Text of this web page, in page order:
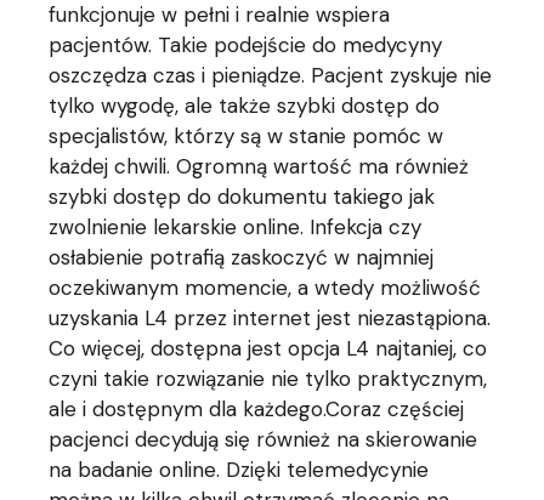
funkcjonuje w pełni i realnie wspiera
pacjentów. Takie podejście do medycyny
oszczędza czas i pieniądze. Pacjent zyskuje nie
tylko wygodę, ale także szybki dostęp do
specjalistów, którzy są w stanie pomóc w
każdej chwili. Ogromną wartość ma również
szybki dostęp do dokumentu takiego jak
zwolnienie lekarskie online. Infekcja czy
osłabienie potrafią zaskoczyć w najmniej
oczekiwanym momencie, a wtedy możliwość
uzyskania L4 przez internet jest niezastąpiona.
Co więcej, dostępna jest opcja L4 najtaniej, co
czyni takie rozwiązanie nie tylko praktycznym,
ale i dostępnym dla każdego.Coraz częściej
pacjenci decydują się również na skierowanie
na badanie online. Dzięki telemedycynie